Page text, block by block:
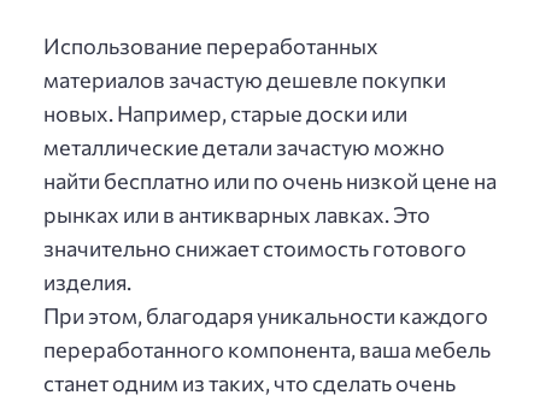
Использование переработанных
материалов зачастую дешевле покупки
новых. Например, старые доски или
металлические детали зачастую можно
найти бесплатно или по очень низкой цене на
рынках или в антикварных лавках. Это
значительно снижает стоимость готового
изделия.
При этом, благодаря уникальности каждого
переработанного компонента, ваша мебель
станет одним из таких, что сделать очень